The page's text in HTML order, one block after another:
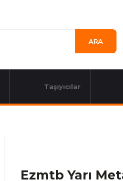
ARA
Taşıyıcılar
Ezmtb Yarı